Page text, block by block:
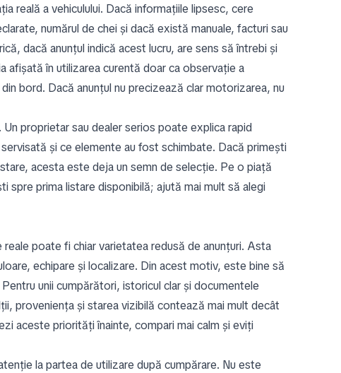
reală a vehiculului. Dacă informațiile lipsesc, cere
numărul de chei și dacă există manuale, facturi sau
dacă anunțul indică acest lucru, are sens să întrebi și
afișată în utilizarea curentă doar ca observație a
bord. Dacă anunțul nu precizează clar motorizarea, nu
proprietar sau dealer serios poate explica rapid
și ce elemente au fost schimbate. Dacă primești
acesta este deja un semn de selecție. Pe o piață
prima listare disponibilă; ajută mai mult să alegi
reale poate fi chiar varietatea redusă de anunțuri. Asta
echipare și localizare. Din acest motiv, este bine să
unii cumpărători, istoricul clar și documentele
proveniența și starea vizibilă contează mai mult decât
aceste priorități înainte, compari mai calm și eviți
la partea de utilizare după cumpărare. Nu este